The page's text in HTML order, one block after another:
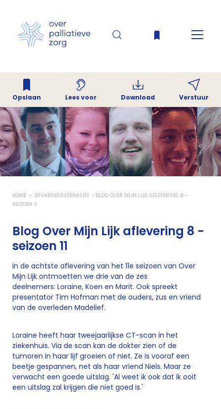
HOME ERVARINGSVERHALEN
BLOG OVER MIJN LIJK AFLEVERING 8 -
SEIZOEN 11
Blog Over Mijn Lijk aflevering 8 -
seizoen 11
In de achtste aflevering van het 11e seizoen van Over
Mijn Lijk ontmoetten we drie van de zes
deelnemers: Loraine, Koen en Marit. Ook spreekt
presentator Tim Hofman met de ouders, zus en vriend
van de overleden Madelief.
Opslaan Lees voor Download Verstuur
Loraine heeft haar tweejaarlijkse CT-scan in het
ziekenhuis. Via de scan kan de dokter zien of de
tumoren in haar lijf groeien of niet. Ze is vooraf een
beetje gespannen, net als haar vriend Niels. Maar ze
verwacht een goede uitslag. 'Al weet ik ook dat ik ooit
een uitslag zal krijgen die niet goed is.'